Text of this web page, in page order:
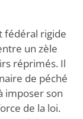
fédéral rigide
un zèle
réprimés. Il
de péché
imposer son
de la loi.